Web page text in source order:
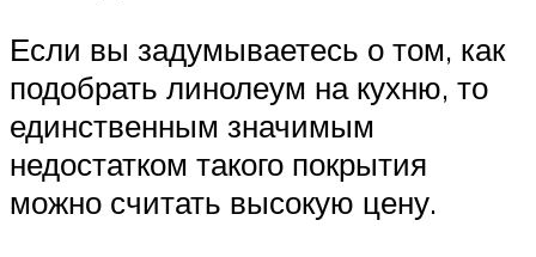
Если вы задумываетесь о том, как
подобрать линолеум на кухню, то
единственным значимым
недостатком такого покрытия
можно считать высокую цену.